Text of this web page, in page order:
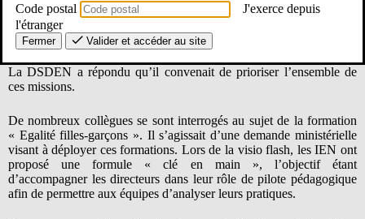
les directeurs dans un laps de temps trop court : organisation de
l’école, réunions, mise à jour du PPMS et du DUER, équipes
éducatives…
La DSDEN a répondu qu’il convenait de prioriser l’ensemble de
ces missions.
De nombreux collègues se sont interrogés au sujet de la formation
« Egalité filles-garçons ». Il s’agissait d’une demande ministérielle
visant à déployer ces formations. Lors de la visio flash, les IEN ont
proposé une formule « clé en main », l’objectif étant
d’accompagner les directeurs dans leur rôle de pilote pédagogique
afin de permettre aux équipes d’analyser leurs pratiques.
Code postal
J'exerce depuis
l'étranger
Fermer Valider et accéder au site